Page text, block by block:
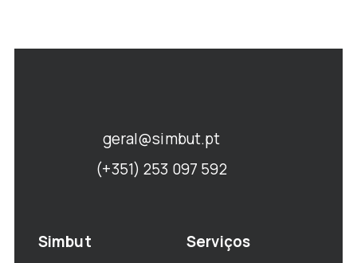
geral@simbut.pt
(+351) 253 097 592
Simbut Serviços